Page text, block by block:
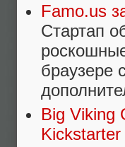
Famo.us
Стартап
браузере
Big Viking
Kickstarter